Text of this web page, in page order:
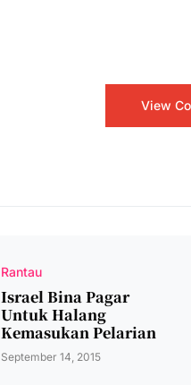
View
Rantau
Israel Bina Pagar
Untuk Halang
Kemasukan Pelarian
September 14, 2015